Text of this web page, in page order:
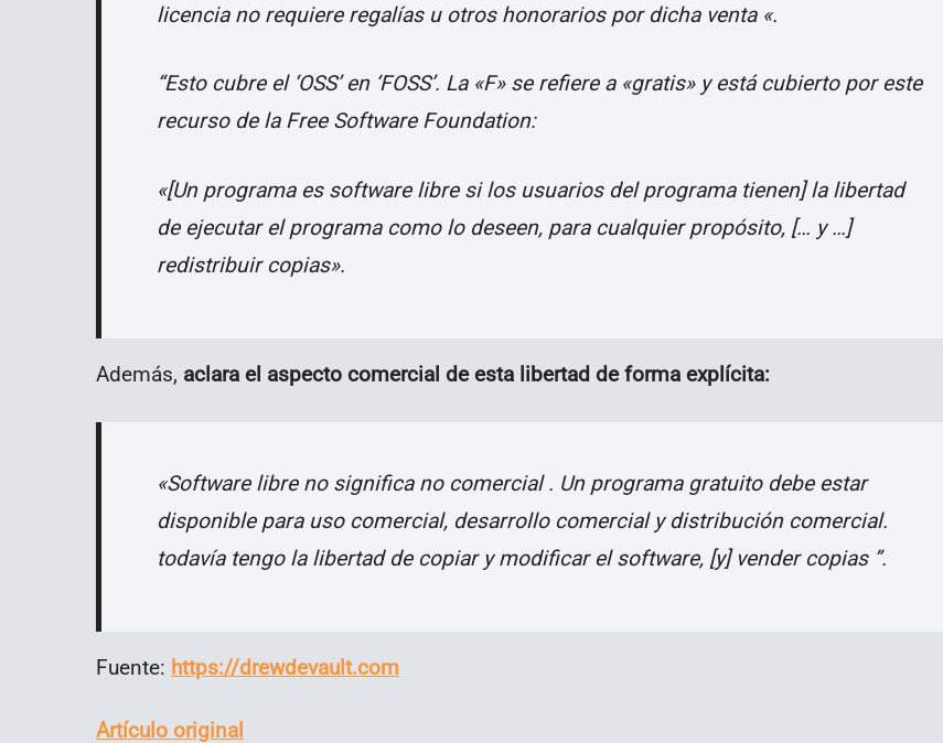
licencia no requiere regalías u otros honorarios por dicha venta «.
“Esto cubre el ‘OSS’ en ‘FOSS’. La «F» se refiere a «gratis» y está cubierto por este
recurso de la Free Software Foundation:
«[Un programa es software libre si los usuarios del programa tienen] la libertad
de ejecutar el programa como lo deseen, para cualquier propósito, [… y …]
redistribuir copias».
Además, aclara el aspecto comercial de esta libertad de forma explícita:
«Software libre no significa no comercial . Un programa gratuito debe estar
disponible para uso comercial, desarrollo comercial y distribución comercial.
todavía tengo la libertad de copiar y modificar el software, [y] vender copias ”.
Fuente: https://drewdevault.com
Artículo original